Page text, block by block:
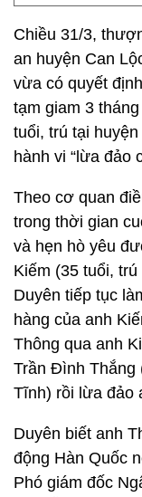
Chiều 31/3,
an huyện Can
vừa có quyết
tạm giam 3
tuổi, trú tại
hành vi “lừa đảo
Theo cơ quan
trong thời gian
và hẹn hò yêu
Kiếm (35 tuổi,
Duyên tiếp tục
hàng của anh
Thông qua anh
Trần Đình Thắng
Tĩnh) rồi lừa đảo
Duyên biết anh
động Hàn Quốc
Phó giám đốc